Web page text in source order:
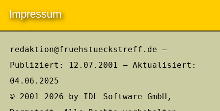
Impressum
redaktion@fruehstueckstreff.de –
Publiziert: 12.07.2001 – Aktualisiert:
04.06.2025
© 2001–2026 by IDL Software GmbH,